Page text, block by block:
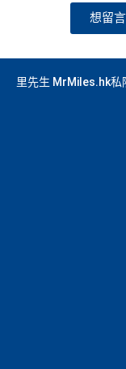
想留
里先生 MrMiles.hk私